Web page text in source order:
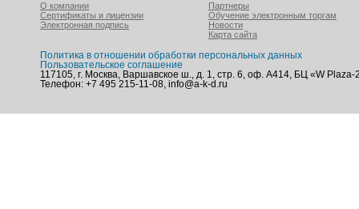
О компании
Сертификаты и лицензии
Электронная подпись
Партнеры
Обучение электронным торгам
Новости
Карта сайта
Политика в отношении обработки персональных данных
Пользовательское соглашение
117105, г. Москва, Варшавское ш., д. 1, стр. 6, оф. А414, БЦ «W Plaza-
Телефон: +7 495 215-11-08, info@a-k-d.ru